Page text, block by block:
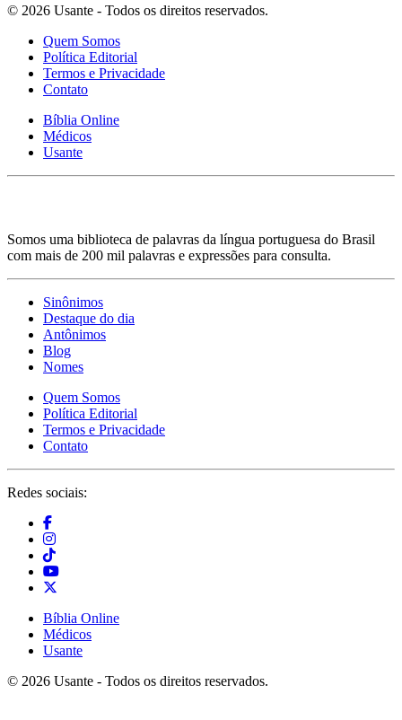
© 2026 Usante - Todos os direitos reservados.
Quem Somos
Política Editorial
Termos e Privacidade
Contato
Bíblia Online
Médicos
Usante
Somos uma biblioteca de palavras da língua portuguesa do Brasil
com mais de 200 mil palavras e expressões para consulta.
Sinônimos
Destaque do dia
Antônimos
Blog
Nomes
Quem Somos
Política Editorial
Termos e Privacidade
Contato
Redes sociais:
Bíblia Online
Médicos
Usante
© 2026 Usante - Todos os direitos reservados.